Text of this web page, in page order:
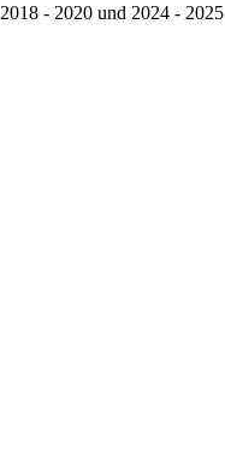
2018 - 2020 und 2024 - 2025